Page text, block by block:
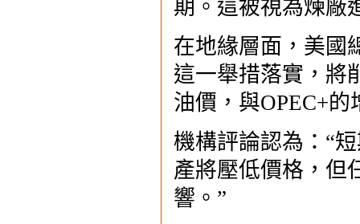
期。這被視為煉廠
在地緣層面，美國
這一舉措落實，將
油價，與OPEC+
機構評論認為：“
產將壓低價格，但
響。”